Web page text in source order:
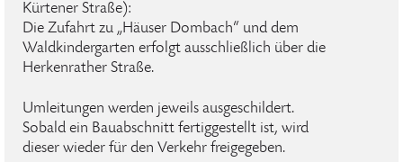
Kürtener Straße):
Die Zufahrt zu „Häuser Dombach“ und dem
Waldkindergarten erfolgt ausschließlich über die
Herkenrather Straße.
Umleitungen werden jeweils ausgeschildert.
Sobald ein Bauabschnitt fertiggestellt ist, wird
dieser wieder für den Verkehr freigegeben.